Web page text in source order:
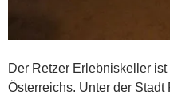
Der Retzer Erlebniskeller
Österreichs. Unter der